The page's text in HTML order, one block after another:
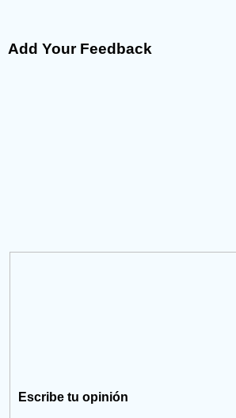
Add Your Feedback
Escribe tu opinión